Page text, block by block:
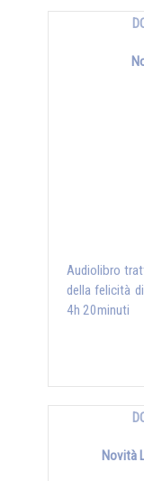
Audiolibro
della felicità
4h 20minuti
Novità